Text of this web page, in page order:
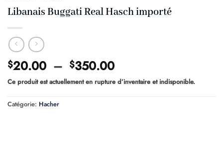
Libanais Buggati Real Hasch importé
$20.00 – $350.00Plage
de
prix :
$20.00
Ce produit est actuellement en rupture d’inventaire et indisponible.
Catégorie: Hacher